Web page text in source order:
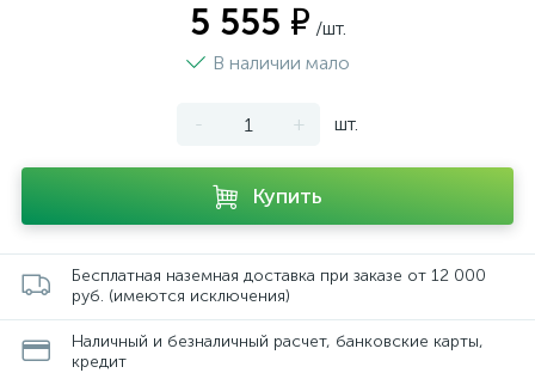
5 555 ₽ /шт.
В наличии мало
- + шт.
Купить
Бесплатная наземная доставка при заказе от 12 000
руб. (имеются исключения)
Наличный и безналичный расчет, банковские карты,
кредит